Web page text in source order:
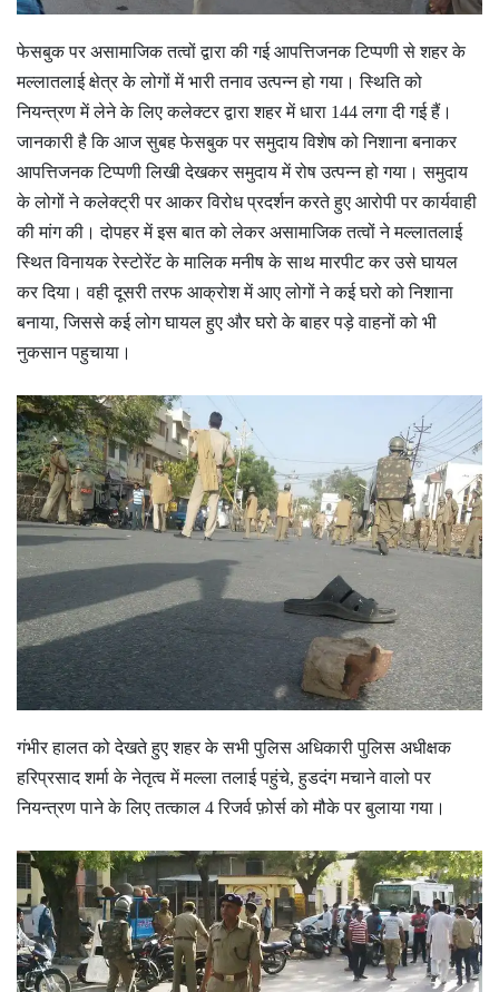
फेसबुक पर असामाजिक तत्वों द्वारा की गई आपत्तिजनक टिप्पणी से शहर के
मल्लातलाई क्षेत्र के लोगों में भारी तनाव उत्पन्न हो गया। स्थिति को
नियन्त्रण में लेने के लिए कलेक्टर द्वारा शहर में धारा 144 लगा दी गई हैं।
जानकारी है कि आज सुबह फेसबुक पर समुदाय विशेष को निशाना बनाकर
आपत्तिजनक टिप्पणी लिखी देखकर समुदाय में रोष उत्पन्न हो गया। समुदाय
के लोगों ने कलेक्ट्री पर आकर विरोध प्रदर्शन करते हुए आरोपी पर कार्यवाही
की मांग की। दोपहर में इस बात को लेकर असामाजिक तत्वों ने मल्लातलाई
स्थित विनायक रेस्टोरेंट के मालिक मनीष के साथ मारपीट कर उसे घायल
कर दिया। वही दूसरी तरफ आक्रोश में आए लोगों ने कई घरो को निशाना
बनाया, जिससे कई लोग घायल हुए और घरो के बाहर पड़े वाहनों को भी
नुकसान पहुचाया।
गंभीर हालत को देखते हुए शहर के सभी पुलिस अधिकारी पुलिस अधीक्षक
हरिप्रसाद शर्मा के नेतृत्व में मल्ला तलाई पहुंचे, हुडदंग मचाने वालो पर
नियन्त्रण पाने के लिए तत्काल 4 रिजर्व फ़ोर्स को मौके पर बुलाया गया।